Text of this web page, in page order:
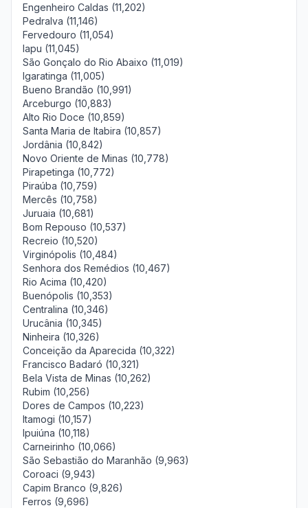
Engenheiro Caldas (11,202)
Pedralva (11,146)
Fervedouro (11,054)
Iapu (11,045)
São Gonçalo do Rio Abaixo (11,019)
Igaratinga (11,005)
Bueno Brandão (10,991)
Arceburgo (10,883)
Alto Rio Doce (10,859)
Santa Maria de Itabira (10,857)
Jordânia (10,842)
Novo Oriente de Minas (10,778)
Pirapetinga (10,772)
Piraúba (10,759)
Mercês (10,758)
Juruaia (10,681)
Bom Repouso (10,537)
Recreio (10,520)
Virginópolis (10,484)
Senhora dos Remédios (10,467)
Rio Acima (10,420)
Buenópolis (10,353)
Centralina (10,346)
Urucânia (10,345)
Ninheira (10,326)
Conceição da Aparecida (10,322)
Francisco Badaró (10,321)
Bela Vista de Minas (10,262)
Rubim (10,256)
Dores de Campos (10,223)
Itamogi (10,157)
Ipuiúna (10,118)
Carneirinho (10,066)
São Sebastião do Maranhão (9,963)
Coroaci (9,943)
Capim Branco (9,826)
Ferros (9,696)